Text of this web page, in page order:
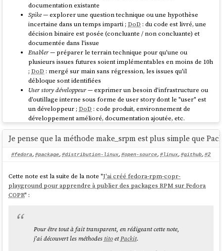
fonctionnalités suivantes dansla description du gestionnaire de projet
de mes rêves:
Permettre de créer des portfolios d'issue par
utilisateurs.
Implémenter un système de tags d'issues
personnalisés où chaque utilisateur peut créer ses
propres étiquettes. La visibilité de ces tags serait
configurable : mode privé pour un usage personnel
ou mode partagé pour les rendre disponibles aux
autres utilisateurs.
source
les issues, ou du moins de les rendre moins facilement accessibles aux
nouveaux arrivants — non pas pour en interdire l'accès, mais pour
réduire le bruit visuel et éviter qu'ils ne soient effrayés au point, après
ce traumatisme, de les ignorer totalement.
Le triage régulier des issues (fermer et prioriser) est un travail
laborieux, extrêmement difficile à maintenir dans la durée dès lors
qu'un issue tracker contient beaucoup d'issues. Si je peux témoigner
d'une chose, c'est que je n'ai probablement jamais réussi à le faire, ni
documentation existante
Spike— explorer une question technique ou une hypothèse
incertaine dans un temps imparti ;DoD : du code est livré, une
décision binaire est posée (concluante / non concluante) et
documentée dans l'issue
Enabler— préparer le terrain technique pour qu'une ou
plusieurs issues futures soient implémentables en moins de 10h
;DoD : mergé sur main sans régression, les issues qu'il
débloque sont identifiées
User story développeur— exprimer un besoin d'infrastructure ou
d'outillage interne sous forme de user story dont le "user" est
un développeur ;DoD : code produit, environnement de
développement amélioré, documentation ajoutée, etc.
meta-spec-writing— décomposer un périmètre flou en issues
actionnables ;DoD: les issues enfants sont créées, estimées et
Sprint planning— préparer et documenter une session de sprint
documentés avant la réunion, décisions prises et issues
assignées documentées après
Sprint retrospective
Pourquoi je crée systématiquement une
Je pense que la méthode make_srpm est plus simple que
#fedora, #package, #distribution-linux, #open-source, #linux, #github, #2
Cette note est la suite de la note "J'ai créé fedora-rpm-copr-
playground pour apprendre à publier des packages RPM sur Fedora
COPR" :
Pour être tout à fait transparent, en rédigeant cette note,
j'ai découvert les méthodestitoetPackit.